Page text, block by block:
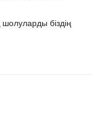
біздің